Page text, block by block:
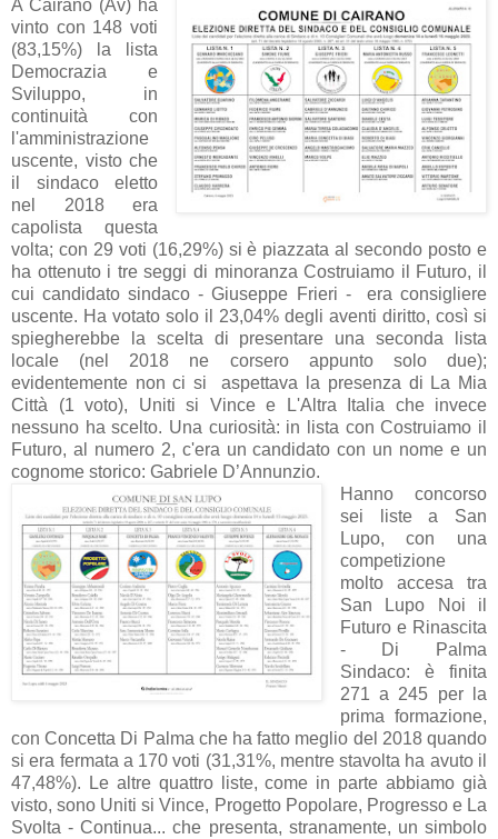
A Cairano (Av) ha
vinto con 148 voti
(83,15%) la lista
Democrazia e
Sviluppo, in
continuità con
l'amministrazione
uscente, visto che
il sindaco eletto
nel 2018 era
capolista questa
volta; con 29 voti (16,29%) si è piazzata al secondo posto e
ha ottenuto i tre seggi di minoranza Costruiamo il Futuro, il
cui candidato sindaco - Giuseppe Frieri - era consigliere
uscente. Ha votato solo il 23,04% degli aventi diritto, così si
spiegherebbe la scelta di presentare una seconda lista
locale (nel 2018 ne corsero appunto solo due);
evidentemente non ci si aspettava la presenza di La Mia
Città (1 voto), Uniti si Vince e L'Altra Italia che invece
nessuno ha scelto. Una curiosità: in lista con Costruiamo il
Futuro, al numero 2, c'era un candidato con un nome e un
cognome storico: Gabriele D’Annunzio.
Hanno concorso
sei liste a San
Lupo, con una
competizione
molto accesa tra
San Lupo Noi il
Futuro e Rinascita
- Di Palma
Sindaco: è finita
271 a 245 per la
prima formazione,
con Concetta Di Palma che ha fatto meglio del 2018 quando
si era fermata a 170 voti (31,31%, mentre stavolta ha avuto il
47,48%). Le altre quattro liste, come in parte abbiamo già
visto, sono Uniti si Vince, Progetto Popolare, Progresso e La
Svolta - Continua... che presenta, stranamente, un simbolo